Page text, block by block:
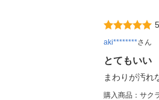
aki********さん
とてもいい
まわりが汚れ
購入商品：サク